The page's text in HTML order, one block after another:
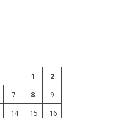
1
2
7 8
9
14 15
16